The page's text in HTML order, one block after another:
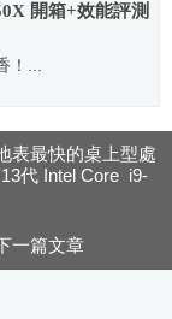
開箱+效能評測
！...
表最快的桌上型處
代 Intel Core i9-
一篇文章